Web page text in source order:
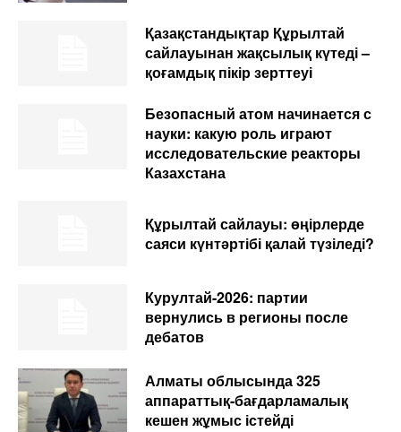
Қазақстандықтар Құрылтай
сайлауынан жақсылық күтеді –
қоғамдық пікір зерттеуі
Безопасный атом начинается с
науки: какую роль играют
исследовательские реакторы
Казахстана
Құрылтай сайлауы: өңірлерде
саяси күнтәртібі қалай түзіледі?
Курултай-2026: партии
вернулись в регионы после
дебатов
Алматы облысында 325
аппараттық-бағдарламалық
кешен жұмыс істейді